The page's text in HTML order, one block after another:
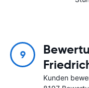
9
Kunden